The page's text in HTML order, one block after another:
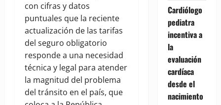
con cifras y datos
puntuales que la reciente
actualización de las tarifas
del seguro obligatorio
responde a una necesidad
técnica y legal para atender
la magnitud del problema
del tránsito en el país, que
Cardiólogo
pediatra
incentiva a
la
evaluación
cardíaca
desde el
nacimiento